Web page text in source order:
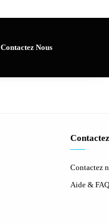
Contactez Nous
Contactez
Aide & FAQ